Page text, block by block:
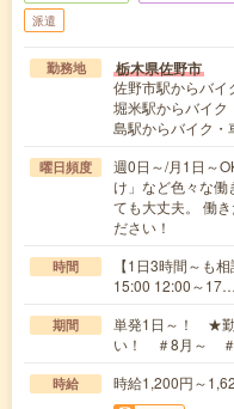
派遣
勤務地 栃木県佐野市
佐野市駅からバイ
堀米駅からバイク
島駅からバイク・
曜日頻度
週0日～/月1日～
け」など色々な
ても大丈夫。 働
ださい！
時間
【1日3時間～も
15:00 12:00～17…
期間
単発1日～！ ★勤
い！ ＃8月～ ＃
時給 時給1,200円～